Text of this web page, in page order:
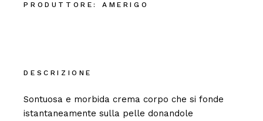
PRODUTTORE:
AMERIGO
DESCRIZIONE
Sontuosa e morbida crema corpo che si fonde
istantaneamente sulla pelle donandole